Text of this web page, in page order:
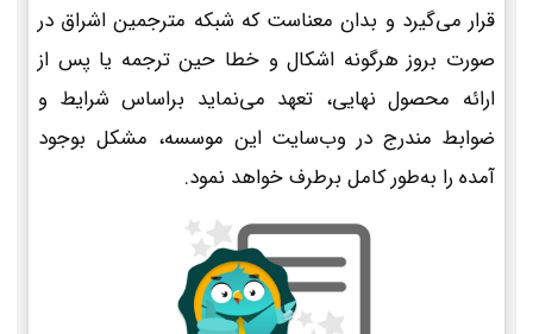
قرار می‌گیرد و بدان معناست که شبکه مترجمین اشراق در
صورت بروز هرگونه اشکال و خطا حین ترجمه یا پس از
ارائه محصول نهایی، تعهد می‌نماید براساس شرایط و
ضوابط مندرج در وب‌سایت این موسسه، مشکل بوجود
آمده را به‌طور کامل برطرف خواهد نمود.